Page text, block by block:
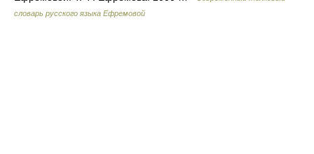
словарь русского языка Ефремовой